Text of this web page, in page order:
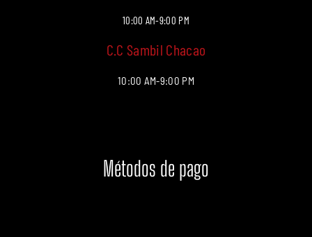
10:00 AM-9:00 PM
C.C Sambil Chacao
10:00 AM-9:00 PM
Métodos de pago